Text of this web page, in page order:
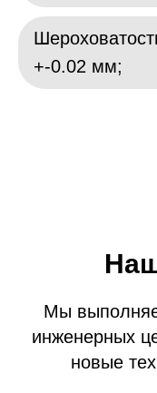
+-0.02 мм;
Мы
инженерных
новые